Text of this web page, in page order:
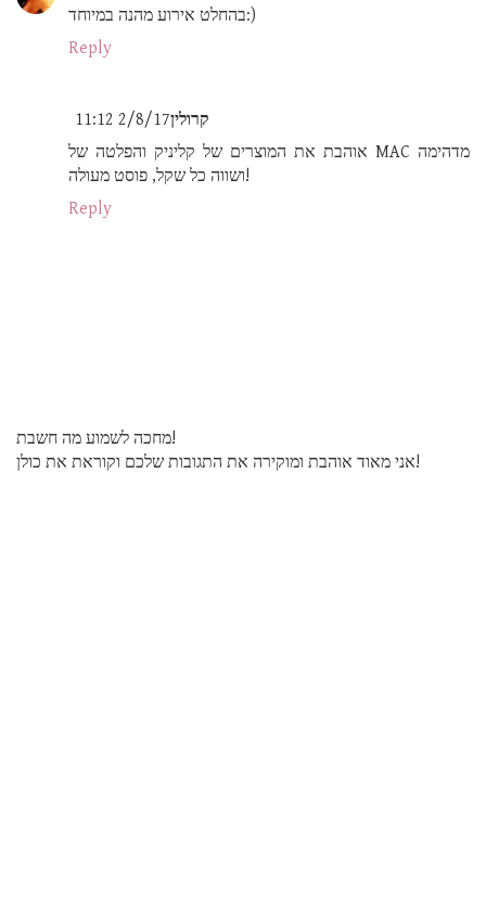
בהחלט אירוע מהנה במיוחד:)
Reply
קרולין2/8/17 11:12
אוהבת את המוצרים של קליניק והפלטה של MAC מדהימה
ושווה כל שקל, פוסט מעולה!
Reply
מחכה לשמוע מה חשבת!
אני מאוד אוהבת ומוקירה את התגובות שלכם וקוראת את כולן!